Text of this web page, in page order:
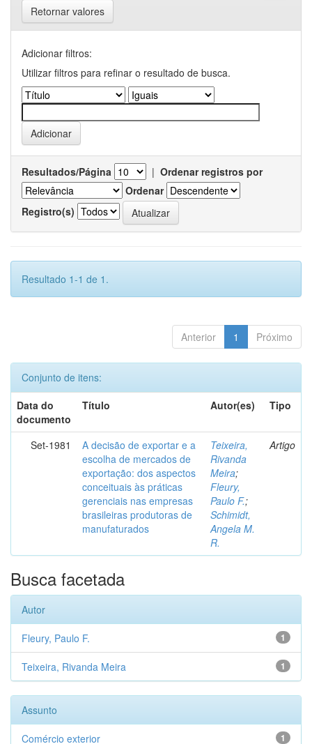
Retornar valores
Adicionar filtros:
Utilizar filtros para refinar o resultado de busca.
Resultados/Página | Ordenar registros por
Ordenar
Registro(s)
Resultado 1-1 de 1.
Anterior 1 Próximo
Conjunto de itens:
Data do
documento
Título Autor(es) Tipo
Set-1981
A decisão de exportar e a
escolha de mercados de
exportação: dos aspectos
conceituais às práticas
gerenciais nas empresas
brasileiras produtoras de
manufaturados
Teixeira,
Rivanda
Meira;
Fleury,
Paulo F.;
Schimidt,
Angela M.
R.
Artigo
Busca facetada
Autor
1
Fleury, Paulo F.
1
Teixeira, Rivanda Meira
Assunto
1
Comércio exterior